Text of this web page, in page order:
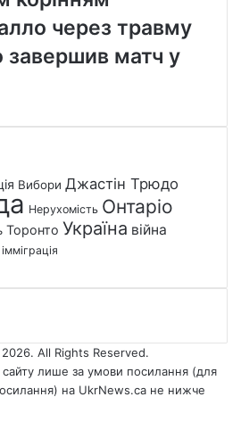
через травму
завершив матч у
Вибори Джастін Трюдо
Нерухомість Онтаріо
Торонто Україна війна
імміграція
All Rights Reserved.
сайту лише за умови посилання (для
на UkrNews.ca не нижче